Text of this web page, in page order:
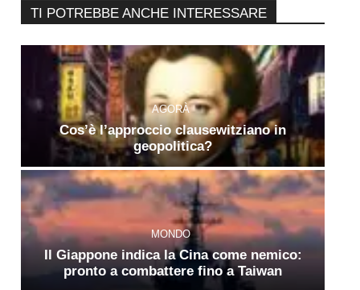
TI POTREBBE ANCHE INTERESSARE
AGORÀ
Cos’è l’approccio clausewitziano in
geopolitica?
MONDO
Il Giappone indica la Cina come nemico:
pronto a combattere fino a Taiwan